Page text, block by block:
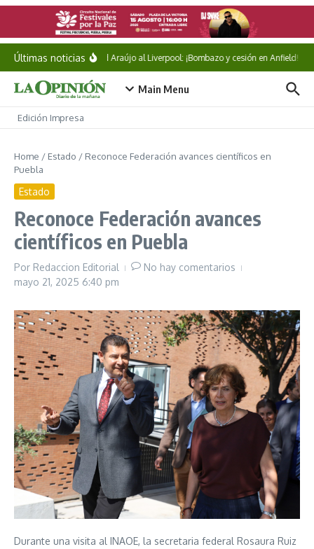
Saltar al contenido
Últimas noticiasRonald Araújo al Liverpool: ¡Bombazo y cesión en Anfield!
Main Menu
Edición Impresa
Home / Estado / Reconoce Federación avances científicos en
Puebla
Estado
Reconoce Federación avances
científicos en Puebla
Por Redaccion Editorial
No hay comentarios
mayo 21, 2025 6:40 pm
Durante una visita al INAOE, la secretaria federal Rosaura Ruiz